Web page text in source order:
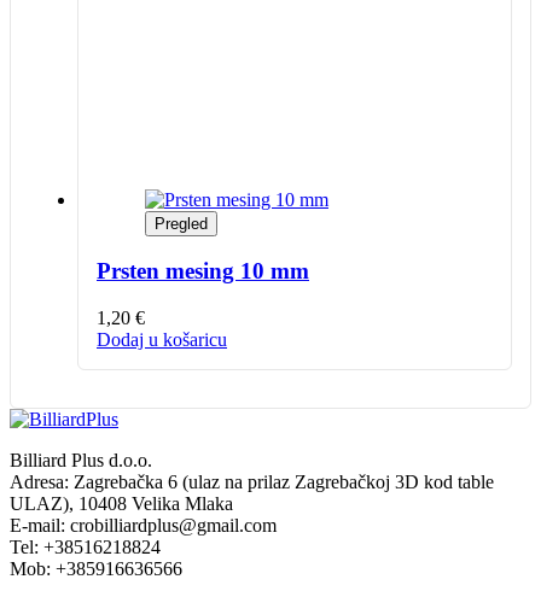
Pregled
Prsten mesing 10 mm
1,20 €
Dodaj u košaricu
Billiard Plus d.o.o.
Adresa: Zagrebačka 6 (ulaz na prilaz Zagrebačkoj 3D kod table
ULAZ), 10408 Velika Mlaka
E-mail: crobilliardplus@gmail.com
Tel: +38516218824
Mob: +385916636566